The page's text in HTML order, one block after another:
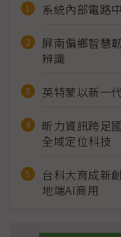
系統內部電路
屏南偏鄉智慧
辨識
英特蒙以新一
昕力資訊跨足
全域定位科技
台科大育成新
地端AI商用